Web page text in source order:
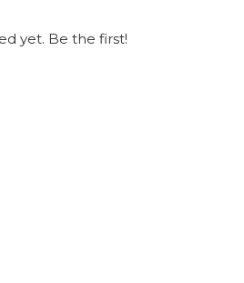
yet. Be the first!